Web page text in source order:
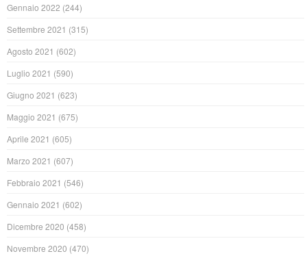
Gennaio 2022 (244)
Settembre 2021 (315)
Agosto 2021 (602)
Luglio 2021 (590)
Giugno 2021 (623)
Maggio 2021 (675)
Aprile 2021 (605)
Marzo 2021 (607)
Febbraio 2021 (546)
Gennaio 2021 (602)
Dicembre 2020 (458)
Novembre 2020 (470)